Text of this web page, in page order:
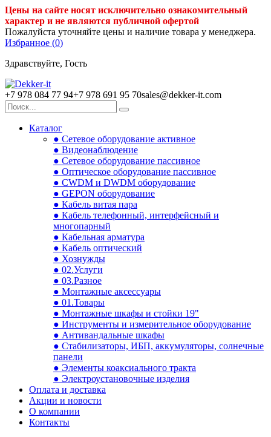
Цены на сайте носят исключительно ознакомительный
характер и не являются публичной офертой
Пожалуйста уточняйте цены и наличие товара у менеджера.
Избранное (0)
Здравствуйте, Гость
+7 978 084 77 94+7 978 691 95 70sales@dekker-it.com
Каталог
● Сетевое оборудование активное
● Видеонаблюдение
● Сетевое оборудование пассивное
● Оптическое оборудование пассивное
● CWDM и DWDM оборудование
● GEPON оборудование
● Кабель витая пара
● Кабель телефонный, интерфейсный и
многопарный
● Кабельная арматура
● Кабель оптический
● Хознужды
● 02.Услуги
● 03.Разное
● Монтажные аксессуары
● 01.Товары
● Монтажные шкафы и стойки 19"
● Инструменты и измерительное оборудование
● Антивандальные шкафы
● Стабилизаторы, ИБП, аккумуляторы, солнечные
панели
● Элементы коаксиального тракта
● Электроустановочные изделия
Оплата и доставка
Акции и новости
О компании
Контакты